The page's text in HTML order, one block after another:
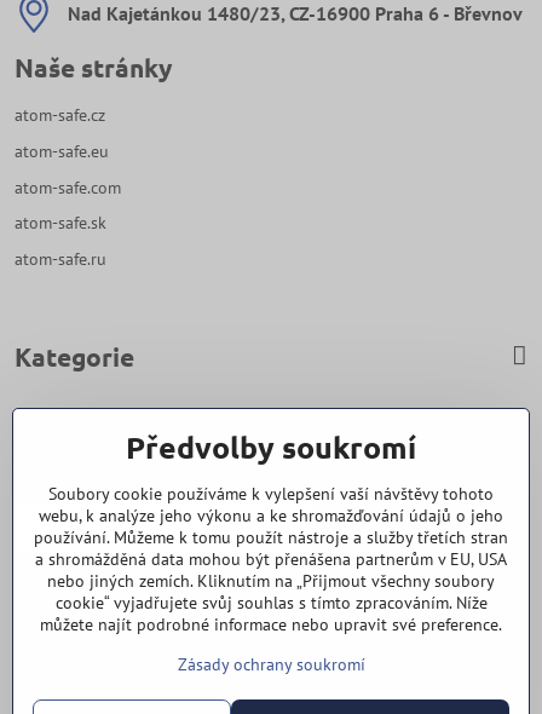
Nad Kajetánkou 1480/23, CZ-16900 Praha 6 - Břevnov
Naše stránky
atom-safe.cz
atom-safe.eu
atom-safe.com
atom-safe.sk
atom-safe.ru
Kategorie
Zavoláme Vám zpět
Váš telefon
Odeslat
Předvolby soukromí
Soubory cookie používáme k vylepšení vaší návštěvy tohoto
webu, k analýze jeho výkonu a ke shromažďování údajů o jeho
používání. Můžeme k tomu použít nástroje a služby třetích stran
a shromážděná data mohou být přenášena partnerům v EU, USA
nebo jiných zemích. Kliknutím na „Přijmout všechny soubory
cookie“ vyjadřujete svůj souhlas s tímto zpracováním. Níže
můžete najít podrobné informace nebo upravit své preference.
Zásady ochrany soukromí